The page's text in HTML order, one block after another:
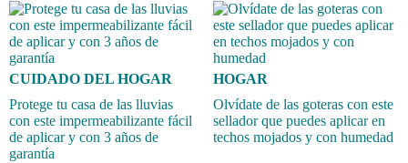
CUIDADO DEL HOGAR
Protege tu casa de las lluvias
con este impermeabilizante fácil
de aplicar y con 3 años de
garantía
HOGAR
Olvídate de las goteras con este
sellador que puedes aplicar en
techos mojados y con humedad